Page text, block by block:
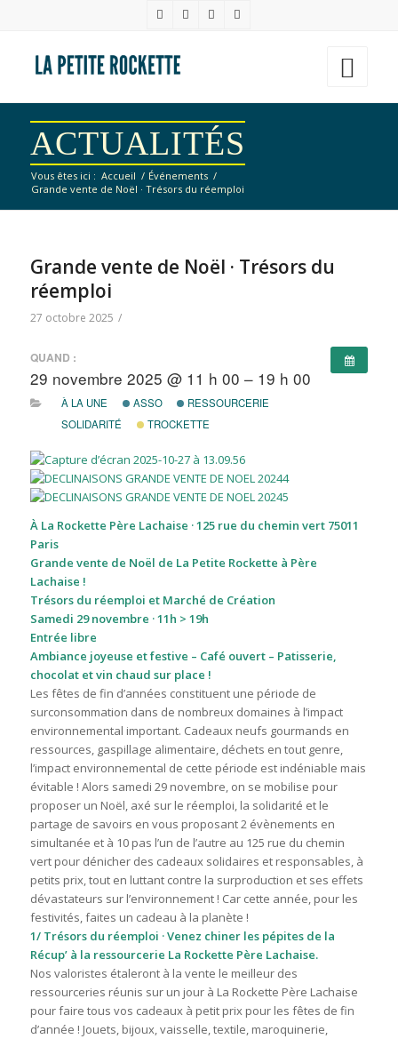
ACTUALITÉS
Vous êtes ici : Accueil / Événements /
Grande vente de Noël · Trésors du réemploi
Grande vente de Noël · Trésors du
réemploi
27 octobre 2025 /
QUAND :
29 novembre 2025 @ 11 h 00 – 19 h 00
À LA UNE ASSO
RESSOURCERIE
SOLIDARITÉ
TROCKETTE
À La Rockette Père Lachaise · 125 rue du chemin vert 75011
Paris
Grande vente de Noël de La Petite Rockette à Père
Lachaise !
Trésors du réemploi et Marché de Création
Samedi 29 novembre · 11h > 19h
Entrée libre
Ambiance joyeuse et festive – Café ouvert – Patisserie,
chocolat et vin chaud sur place !
Les fêtes de fin d’années constituent une période de
surconsommation dans de nombreux domaines à l’impact
environnemental important. Cadeaux neufs gourmands en
ressources, gaspillage alimentaire, déchets en tout genre,
l’impact environnemental de cette période est indéniable mais
évitable ! Alors samedi 29 novembre, on se mobilise pour
proposer un Noël, axé sur le réemploi, la solidarité et le
partage de savoirs en vous proposant 2 évènements en
simultanée et à 10 pas l’un de l’autre au 125 rue du chemin
vert pour dénicher des cadeaux solidaires et responsables, à
petits prix, tout en luttant contre la surproduction et ses effets
dévastateurs sur l’environnement ! Car cette année, pour les
festivités, faites un cadeau à la planète !
1/ Trésors du réemploi · Venez chiner les pépites de la
Récup’ à la ressourcerie La Rockette Père Lachaise.
Nos valoristes étaleront à la vente le meilleur des
ressourceries réunis sur un jour à La Rockette Père Lachaise
pour faire tous vos cadeaux à petit prix pour les fêtes de fin
d’année ! Jouets, bijoux, vaisselle, textile, maroquinerie,